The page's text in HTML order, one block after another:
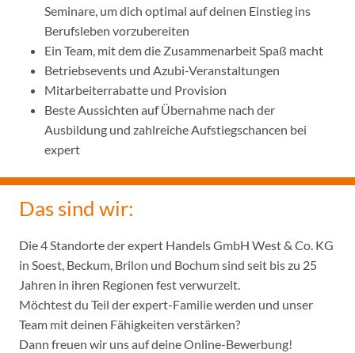
Seminare, um dich optimal auf deinen Einstieg ins
Berufsleben vorzubereiten
Ein Team, mit dem die Zusammenarbeit Spaß macht
Betriebsevents und Azubi-Veranstaltungen
Mitarbeiterrabatte und Provision
Beste Aussichten auf Übernahme nach der
Ausbildung und zahlreiche Aufstiegschancen bei
expert
Das sind wir:
Die 4 Standorte der expert Handels GmbH West & Co. KG
in Soest, Beckum, Brilon und Bochum sind seit bis zu 25
Jahren in ihren Regionen fest verwurzelt.
Möchtest du Teil der expert-Familie werden und unser
Team mit deinen Fähigkeiten verstärken?
Dann freuen wir uns auf deine Online-Bewerbung!